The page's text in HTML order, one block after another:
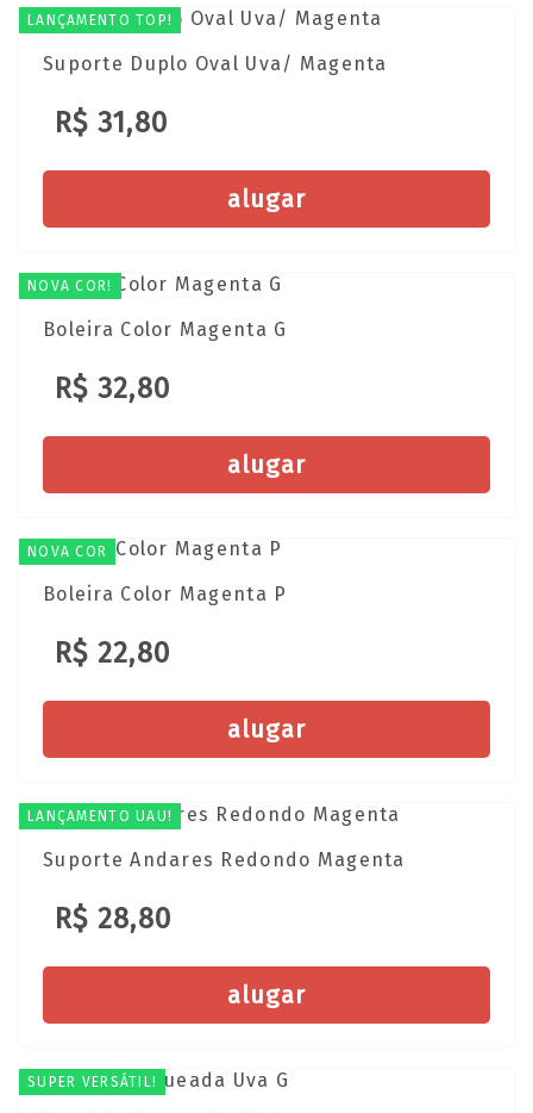
LANÇAMENTO TOP!
Suporte Duplo Oval Uva/ Magenta
R$ 31,80
alugar
NOVA COR!
Boleira Color Magenta G
R$ 32,80
alugar
NOVA COR
Boleira Color Magenta P
R$ 22,80
alugar
LANÇAMENTO UAU!
Suporte Andares Redondo Magenta
R$ 28,80
alugar
SUPER VERSÁTIL!